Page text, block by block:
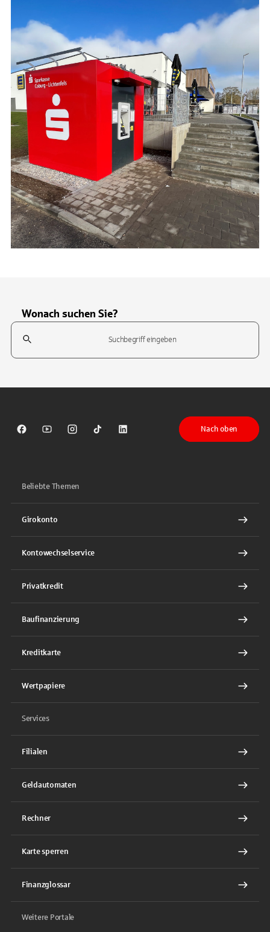
Wonach suchen Sie?
Suchfeld
Sparkasse auf Facebook
Sparkasse auf Youtube
Sparkasse auf Instagram
Sparkasse auf TikTok
Sparkasse auf LinkedIn
Nach oben
Beliebte Themen
Girokonto
Kontowechselservice
Privatkredit
Baufinanzierung
Kreditkarte
Wertpapiere
Services
Filialen
Geldautomaten
Rechner
Karte sperren
Finanzglossar
Weitere Portale